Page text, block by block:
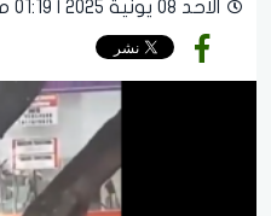
الاحد 08 يونية 2025 | 01:19 مساءً